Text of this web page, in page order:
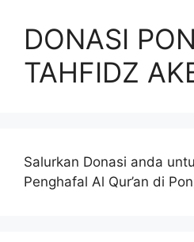
DONASI
TAHFIDZ
Salurkan Donasi anda
Penghafal Al Qur’an di